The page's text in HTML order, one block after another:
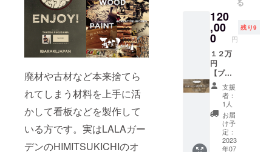
廃材や古材など本来捨てら
れてしまう材料を上手に活
かして看板などを製作して
いる方です。実はLALAガー
デンのHIMITSUKICHIのオ
Webサ
イト内
掲載の
企業ロ
ゴデー
タにつ
きまし
ては
メール
での受
け渡し
となり
ます。
■バーベ
ショッ
プでは
ご利用
できま
せん。
※ご利用
時のお
釣りは
出ませ
ん。
につい
て ※有
効期限
は2023
年5月～
2024年
5月末日
迄とい
たしま
す。
※HIMIT
SUKIC
HI店舗
のみで
だきま
す！ ■
リター
ン内容
①施設
内特設
ボード
への企
業名掲
載（2年
間） ②
特設
ウェブ
サイト
120
,00
0 円
残り9
１２万
円
【プレ
ミアム
付商品
券プラ
ン】
（消費
税・送
料込
支援
者：
1人
お届
け予
定：
2023
年07